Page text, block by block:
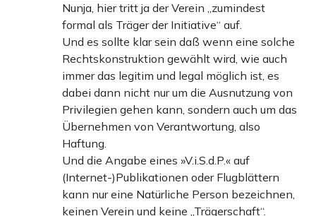
Nunja, hier tritt ja der Verein „zumindest
formal als Träger der Initiative“ auf.
Und es sollte klar sein daß wenn eine solche
Rechtskonstruktion gewählt wird, wie auch
immer das legitim und legal möglich ist, es
dabei dann nicht nur um die Ausnutzung von
Privilegien gehen kann, sondern auch um das
Übernehmen von Verantwortung, also
Haftung.
Und die Angabe eines »V.i.S.d.P.« auf
(Internet-)Publikationen oder Flugblättern
kann nur eine Natürliche Person bezeichnen,
keinen Verein und keine „Trägerschaft“.